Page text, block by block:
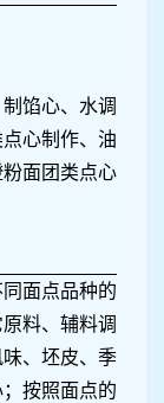
馅心、水调面团
点心制作、油酥面
面团类点心制作
面点品种的要求
料、辅料调料，
味、坯皮、季节、
按照面点的不同